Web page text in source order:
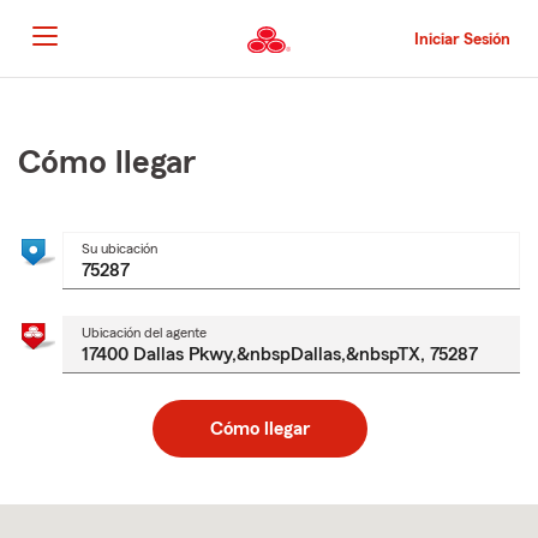
al
contenido
principal
Iniciar Sesión
principal
Cómo llegar
Su ubicación
Ubicación del agente
Cómo llegar
to